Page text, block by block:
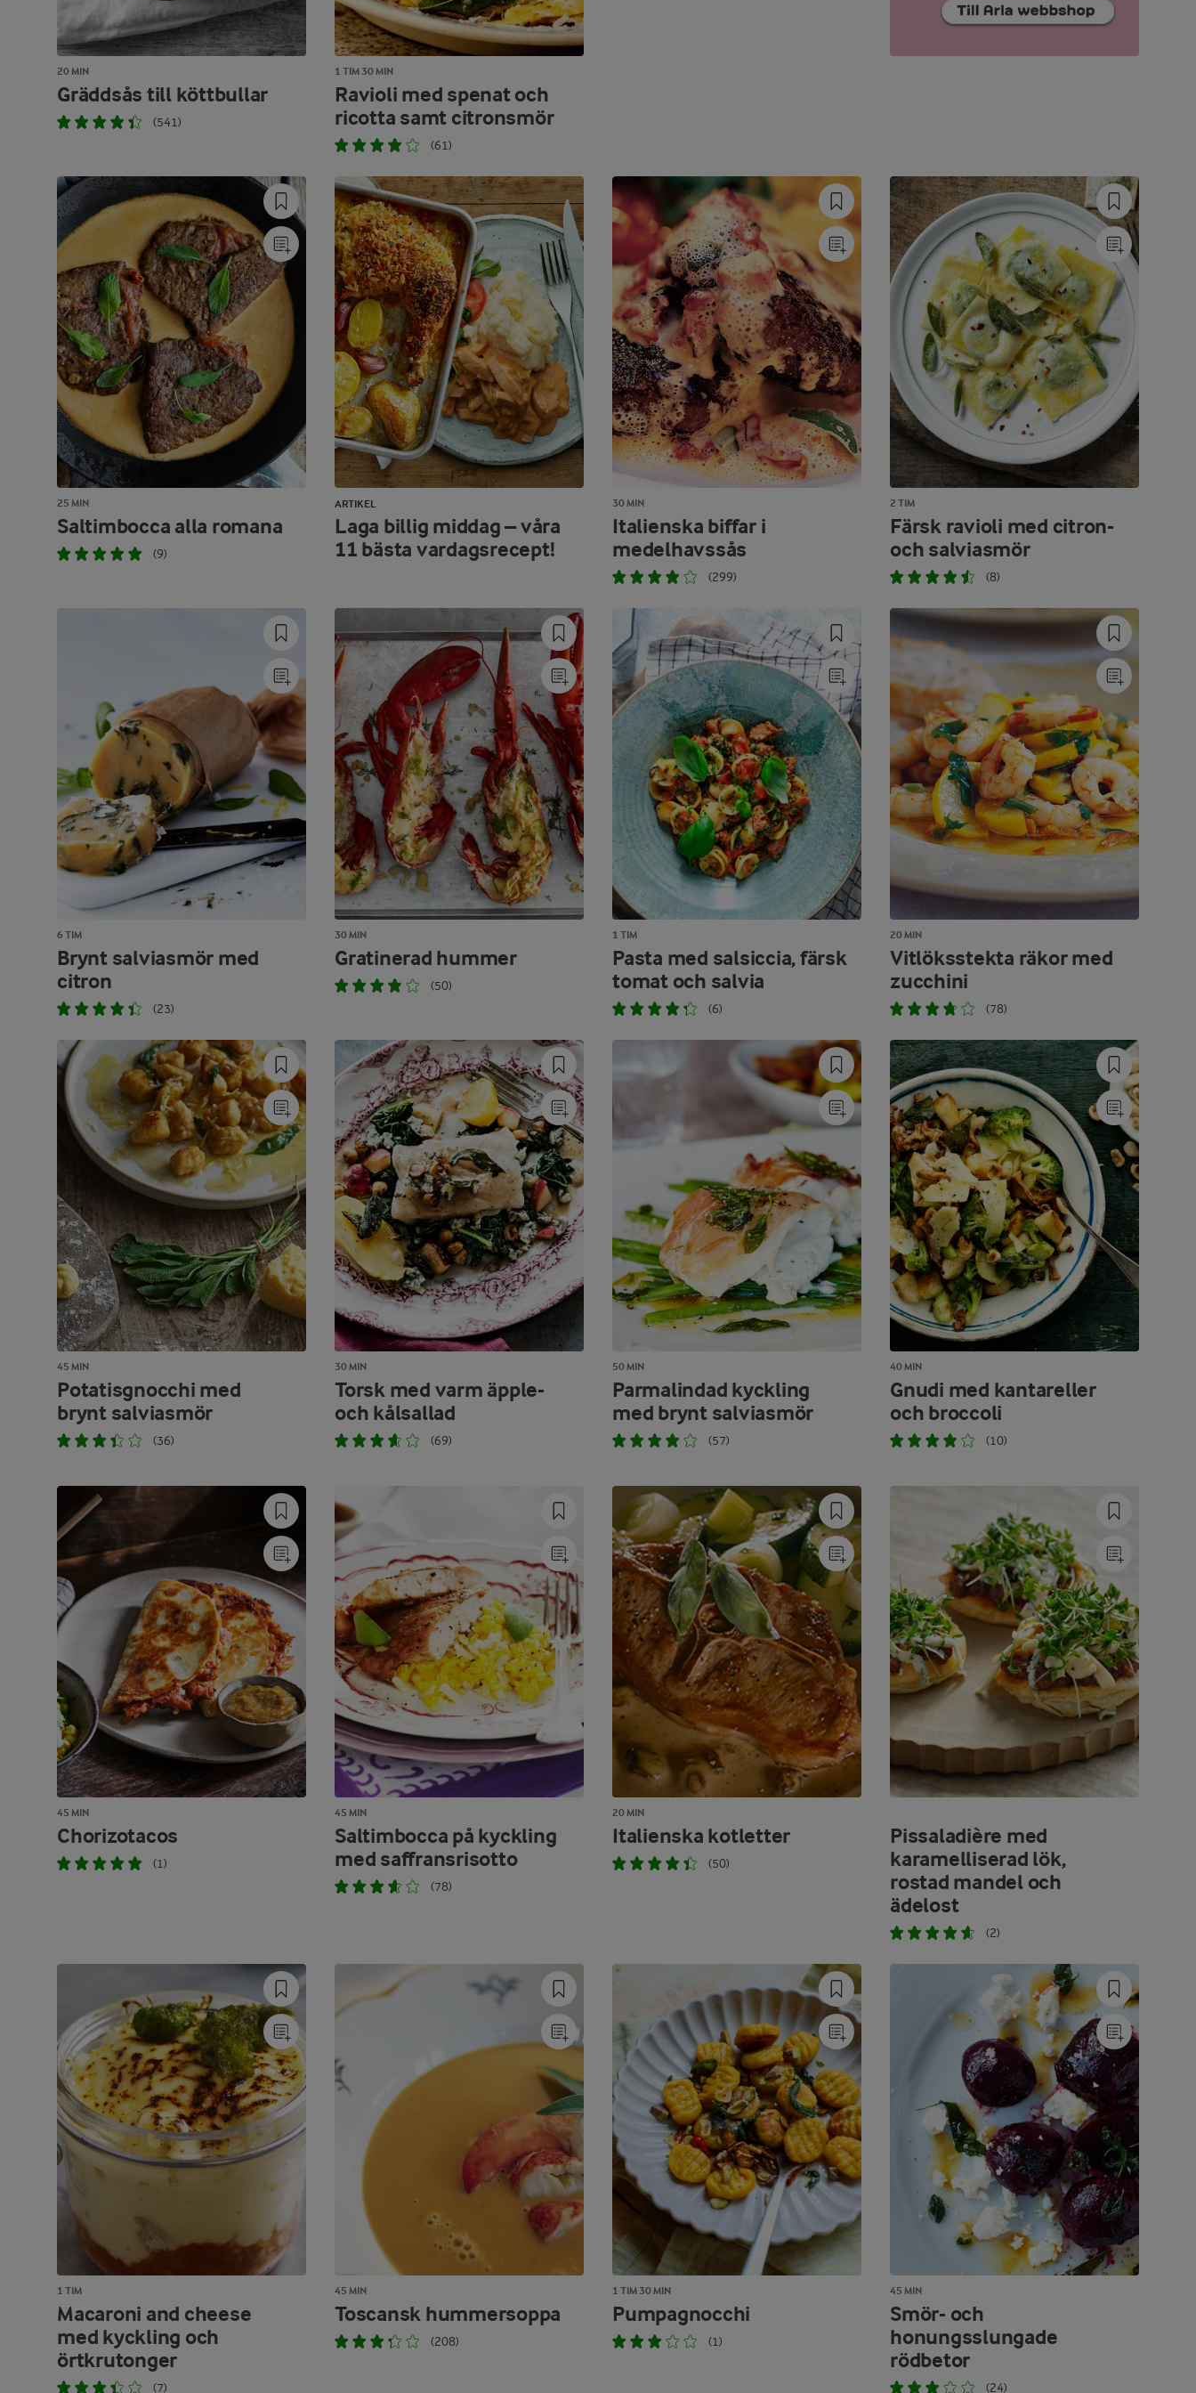
20 MIN
Gräddsås till köttbullar
(541)
1 TIM 30 MIN
Ravioli med spenat och
ricotta samt citronsmör
(61)
25 MIN
Saltimbocca alla romana
(9)
ARTIKEL
Laga billig middag – våra
11 bästa vardagsrecept!
30 MIN
Italienska biffar i
medelhavssås
(299)
2 TIM
Färsk ravioli med citron-
och salviasmör
(8)
6 TIM
Brynt salviasmör med
citron
(23)
30 MIN
Gratinerad hummer
(50)
1 TIM
Pasta med salsiccia, färsk
tomat och salvia
(6)
20 MIN
Vitlöksstekta räkor med
zucchini
(78)
45 MIN
Potatisgnocchi med
brynt salviasmör
(36)
30 MIN
Torsk med varm äpple-
och kålsallad
(69)
50 MIN
Parmalindad kyckling
med brynt salviasmör
(57)
40 MIN
Gnudi med kantareller
och broccoli
(10)
45 MIN
Chorizotacos
(1)
45 MIN
Saltimbocca på kyckling
med saffransrisotto
(78)
20 MIN
Italienska kotletter
(50)
Pissaladière med
karamelliserad lök,
rostad mandel och
ädelost
(2)
1 TIM
Macaroni and cheese
med kyckling och
örtkrutonger
(7)
45 MIN
Toscansk hummersoppa
(208)
1 TIM 30 MIN
Pumpagnocchi
(1)
45 MIN
Smör- och
honungsslungade
rödbetor
(24)